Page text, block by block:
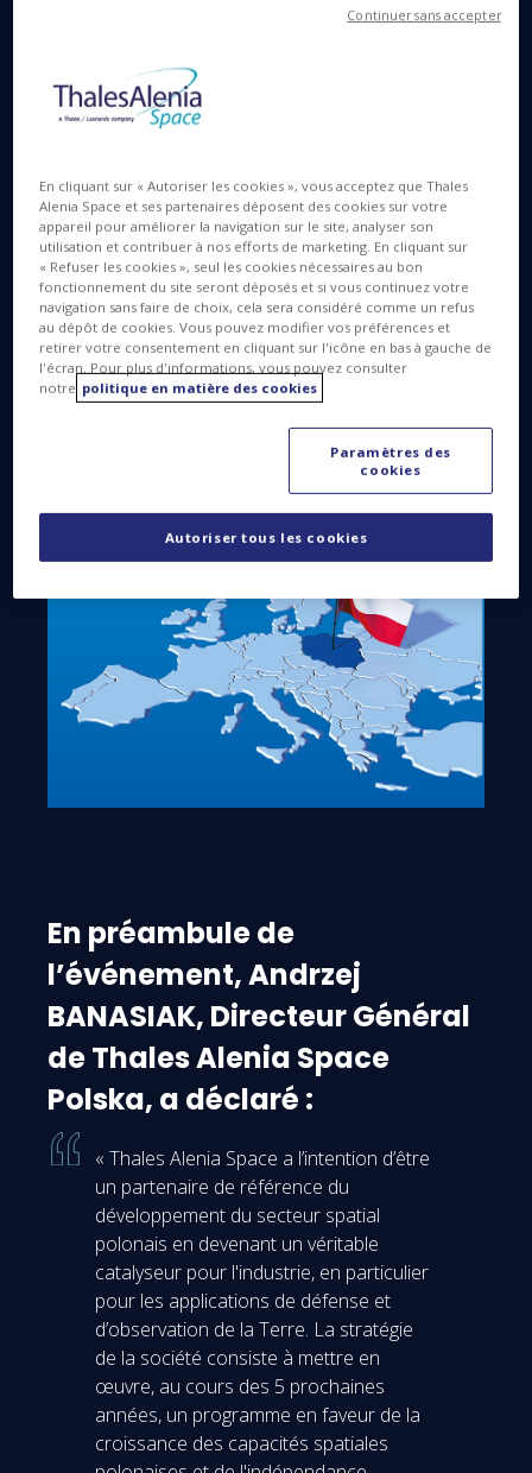
2015 à l’exposition MSPO, à Kielce, en Pologne. La
participation de la société à ce salon international
consacré aux activités de défense et de sécurité a
été motivée par la création en juin 2015 d’une
nouvelle filiale, Thales Alenia Space Polska. La
23ème édition de cette exposition offre une
nouvelle opportunité à la JV franco-italienne de
mettre en exergue son expertise (civile, militaire et
duale) dans les domaines des télécommunications
En préambule de
l’événement, Andrzej
BANASIAK, Directeur Général
de Thales Alenia Space
Polska, a déclaré :
« Thales Alenia Space a l’intention d’être
un partenaire de référence du
développement du secteur spatial
polonais en devenant un véritable
catalyseur pour l'industrie, en particulier
pour les applications de défense et
d’observation de la Terre. La stratégie
de la société consiste à mettre en
œuvre, au cours des 5 prochaines
années, un programme en faveur de la
croissance des capacités spatiales
En cliquant sur « Autoriser les cookies », vous acceptez que Thales
Alenia Space et ses partenaires déposent des cookies sur votre
appareil pour améliorer la navigation sur le site, analyser son
utilisation et contribuer à nos efforts de marketing. En cliquant sur
« Refuser les cookies », seul les cookies nécessaires au bon
fonctionnement du site seront déposés et si vous continuez votre
navigation sans faire de choix, cela sera considéré comme un refus
au dépôt de cookies. Vous pouvez modifier vos préférences et
retirer votre consentement en cliquant sur l'icône en bas à gauche de
l'écran. Pour plus d'informations, vous pouvez consulter
notre politique en matière des cookies
Paramètres des
cookies
Autoriser tous les cookies
Continuer sans accepter